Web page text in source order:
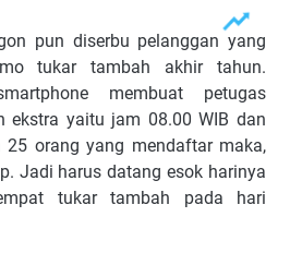
pun diserbu pelanggan yang
tukar tambah akhir tahun.
membuat petugas
ekstra yaitu jam 08.00 WIB dan
orang yang mendaftar maka,
Jadi harus datang esok harinya
tukar tambah pada hari